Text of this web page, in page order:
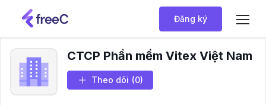
Đăng ký
CTCP Phần mềm Vitex Việt Nam
Theo dõi (0)